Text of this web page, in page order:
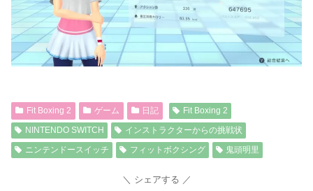
Fit Boxing 2 ゲーム 日記
Fit Boxing 2
NINTENDO SWITCH
インストラクターからの挑戦状
ニンテンドースイッチ
フィットボクシング 鬼頭明里
シェアする